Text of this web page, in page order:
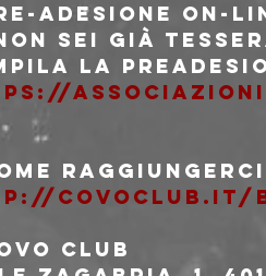
ADESIONE ON-
sei già
la
RAGGIUNGERCI
covoclub.it/
Club